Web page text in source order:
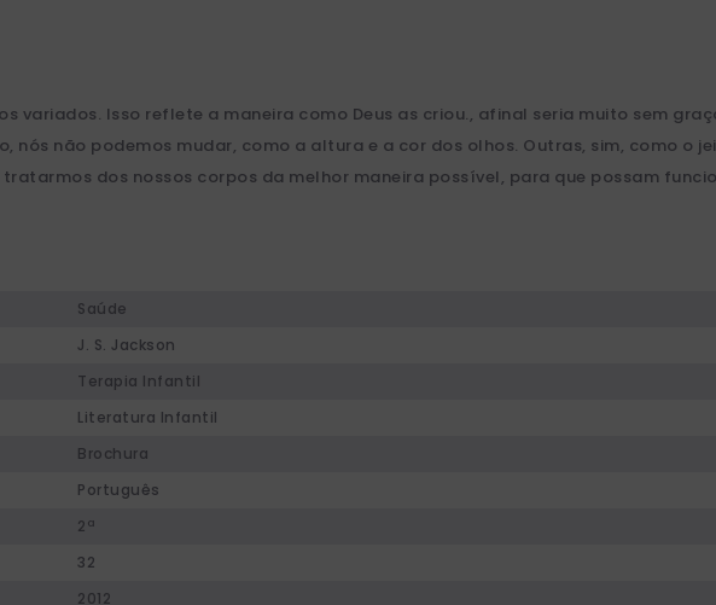
variados. Isso reflete a maneira como Deus as criou., afinal seria muito sem
não podemos mudar, como a altura e a cor dos olhos. Outras, sim, como o
dos nossos corpos da melhor maneira possível, para que possam
Saúde
J. S. Jackson
Terapia Infantil
Literatura Infantil
Brochura
Português
2ª
32
2012